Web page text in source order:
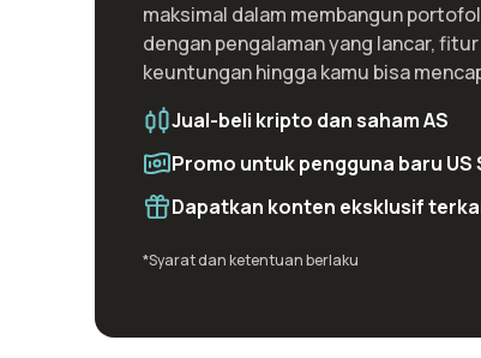
maksimal dalam membangun
dengan pengalaman yang lancar,
keuntungan hingga kamu bisa
Jual-beli kripto dan saham AS
Promo untuk pengguna baru
Dapatkan konten eksklusif
*Syarat dan ketentuan berlaku